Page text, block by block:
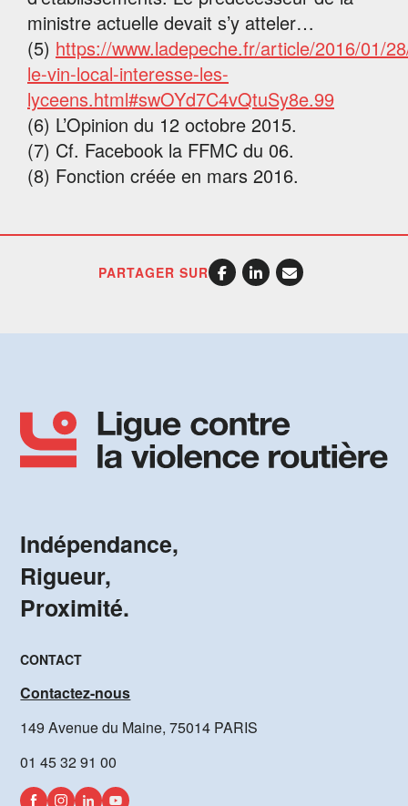
ministre actuelle devait s’y atteler…
(5) https://www.ladepeche.fr/article/2016/01/
le-vin-local-interesse-les-
lyceens.html#swOYd7C4vQtuSy8e.99
(6) L’Opinion du 12 octobre 2015.
(7) Cf. Facebook la FFMC du 06.
(8) Fonction créée en mars 2016.
PARTAGER SUR
Indépendance,
Rigueur,
Proximité.
CONTACT
Contactez-nous
149 Avenue du Maine, 75014 PARIS
01 45 32 91 00